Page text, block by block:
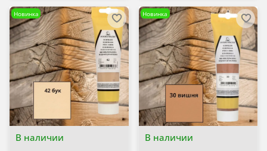
В наличии
Новинка
В наличии
Новинка